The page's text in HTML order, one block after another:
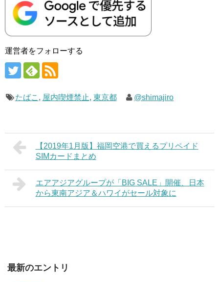
運営者をフォローする
たばこ , 屋内喫煙禁止, 東京都 @shimajiro
【2019年1月版】福岡空港で買えるプリペイド
SIMカードまとめ
エアアジアグループが「BIG SALE」開催、日本
から東南アジア＆ハワイがセール対象に
最新のエントリ